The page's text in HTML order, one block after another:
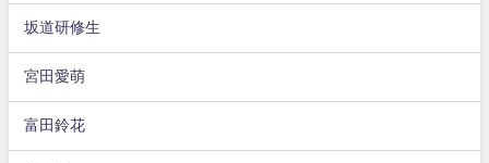
坂道研修生
宮田愛萌
富田鈴花